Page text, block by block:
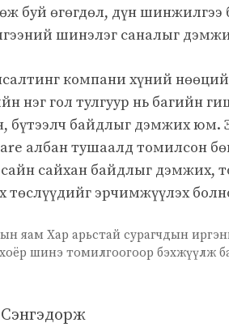
буй өгөгдөл, дүн
шинэлэг саналыг
компани хүний
нэг гол тулгуур нь багийн
бүтээлч байдлыг дэмжих юм.
албан тушаалд томилсон
сайхан байдлыг дэмжих,
төслүүдийг эрчимжүүлэх
яам Хар арьстай сурагчдын
шинэ томилгоогоор бэхжүүлж